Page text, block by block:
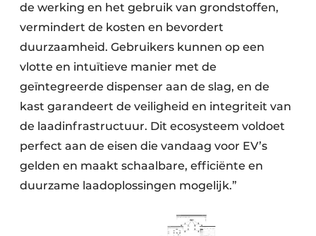
de werking en het gebruik van grondstoffen,
vermindert de kosten en bevordert
duurzaamheid. Gebruikers kunnen op een
vlotte en intuïtieve manier met de
geïntegreerde dispenser aan de slag, en de
kast garandeert de veiligheid en integriteit van
de laadinfrastructuur. Dit ecosysteem voldoet
perfect aan de eisen die vandaag voor EV’s
gelden en maakt schaalbare, efficiënte en
duurzame laadoplossingen mogelijk.”